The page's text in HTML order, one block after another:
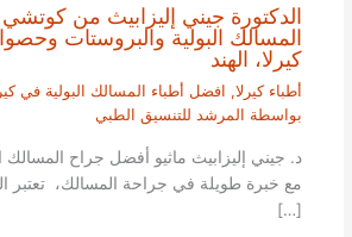
الدكتورة جيني إليزابيث من
المسالك البولية والبروستات
كيرلا، الهند
أطباء كيرلا, افضل أطباء المسالك البولية في كيرلا،
بواسطة المرشد للتنسيق الطبي
د. جيني إليزابيث ماثيو أفضل جراح
مع خبرة طويلة في جراحة المسالك، تعتبر
[…]